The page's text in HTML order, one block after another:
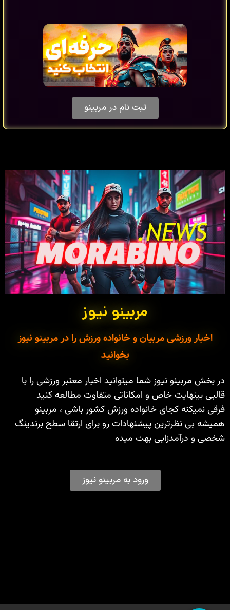
ثبت نام در مربینو
مربینو نیوز
اخبار ورزشی مربیان و خانواده ورزش را در مربینو نیوز
بخوانید
در بخش مربینو نیوز شما میتوانید اخبار معتبر ورزشی را با
قالبی بینهایت خاص و امکاناتی متفاوت مطالعه کنید
فرقی نمیکنه کجای خانواده ورزش کشور باشی ، مربینو
همیشه بی نظرترین پیشنهادات رو برای ارتقا سطح برندینگ
شخصی و درآمدزایی بهت میده
ورود به مربینو نیوز